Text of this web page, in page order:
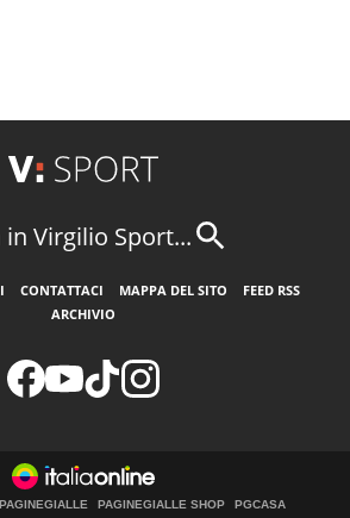
in Virgilio Sport...
CONTATTACI MAPPA DEL SITO
FEED RSS
ARCHIVIO
PAGINEGIALLE PAGINEGIALLE SHOP PGCASA